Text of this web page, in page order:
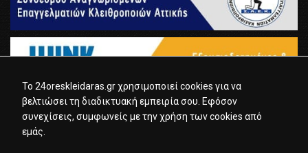
To 24oreskleidaras.gr χρησιμοποιεί cookies για να
βελτιώσει τη διαδικτυακή εμπειρία σου. Εφόσον
συνεχίσεις, συμφωνείς με την χρήση των cookies από
εμάς.